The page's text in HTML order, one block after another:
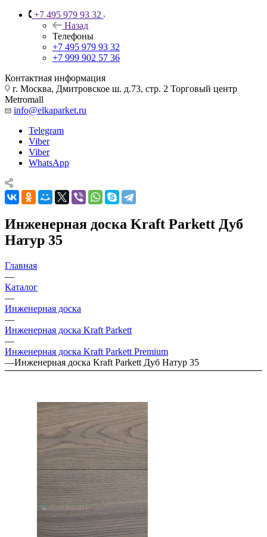
+7 495 979 93 32
Назад
Телефоны
+7 495 979 93 32
+7 999 902 57 36
Контактная информация
г. Москва, Дмитровское ш. д.73, стр. 2 Торговый центр
Metromall
info@elkaparket.ru
Telegram
Viber
Viber
WhatsApp
Инженерная доска Kraft Parkett Дуб
Натур 35
Главная
—
Каталог
—
Инженерная доска
—
Инженерная доска Kraft Parkett
—
Инженерная доска Kraft Parkett Premium
—Инженерная доска Kraft Parkett Дуб Натур 35